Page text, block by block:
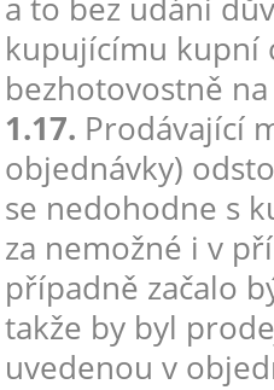
kupujícímu kupní
bezhotovostně
1.17. Prodávající
objednávky)
se nedohodne s
za nemožné i v
případně začalo
takže by byl
uvedenou v